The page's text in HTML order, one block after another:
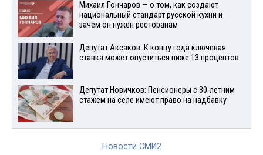
Михаил Гончаров — о том, как создают
национальный стандарт русской кухни и
зачем он нужен ресторанам
Депутат Аксаков: К концу года ключевая
ставка может опуститься ниже 13 процентов
Депутат Новичков: Пенсионеры с 30-летним
стажем на селе имеют право на надбавку
Новости СМИ2